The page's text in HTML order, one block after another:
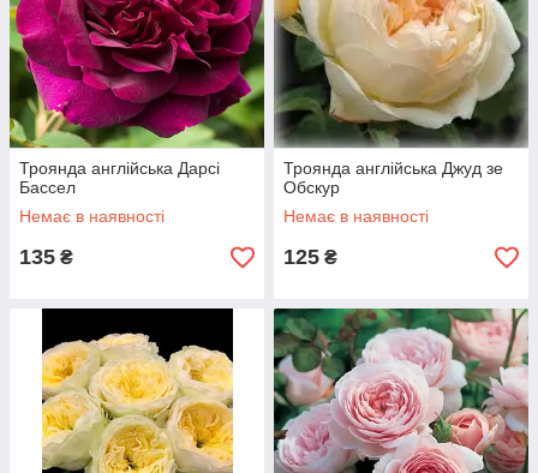
Троянда англійська Дарсі
Бассел
Немає в наявності
135 ₴
Троянда англійська Джуд зе
Обскур
Немає в наявності
125 ₴